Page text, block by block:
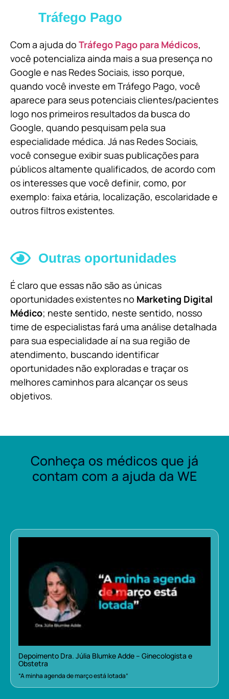
Tráfego Pago
Com a ajuda do Tráfego Pago para Médicos,
você potencializa ainda mais a sua presença no
Google e nas Redes Sociais, isso porque,
quando você investe em Tráfego Pago, você
aparece para seus potenciais clientes/pacientes
logo nos primeiros resultados da busca do
Google, quando pesquisam pela sua
especialidade médica. Já nas Redes Sociais,
você consegue exibir suas publicações para
públicos altamente qualificados, de acordo com
os interesses que você definir, como, por
exemplo: faixa etária, localização, escolaridade e
outros filtros existentes.
Outras oportunidades
É claro que essas não são as únicas
oportunidades existentes no Marketing Digital
Médico; neste sentido, neste sentido, nosso
time de especialistas fará uma análise detalhada
para sua especialidade aí na sua região de
atendimento, buscando identificar
oportunidades não exploradas e traçar os
melhores caminhos para alcançar os seus
objetivos.
Conheça os médicos que já
contam com a ajuda da WE
Depoimento Dra. Júlia Blumke Adde – Ginecologista e
Obstetra
“A minha agenda de março está lotada”